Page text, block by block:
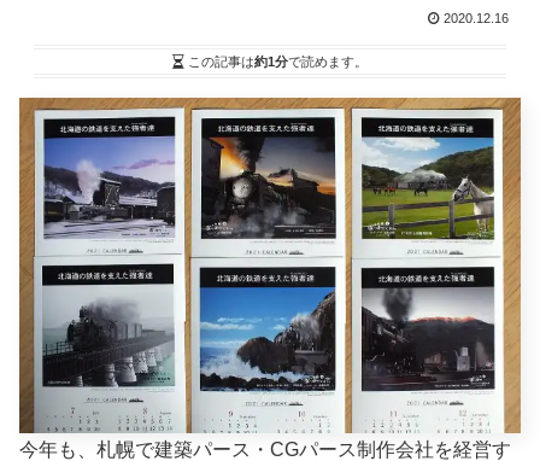
2020.12.16
この記事は約1分で読めます。
今年も、札幌で建築パース・CGパース制作会社を経営す